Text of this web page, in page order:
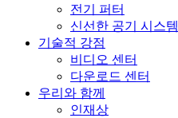
전기 퍼터
신선한 공기 시스템
기술적 강점
비디오 센터
다운로드 센터
우리와 함께
인재상